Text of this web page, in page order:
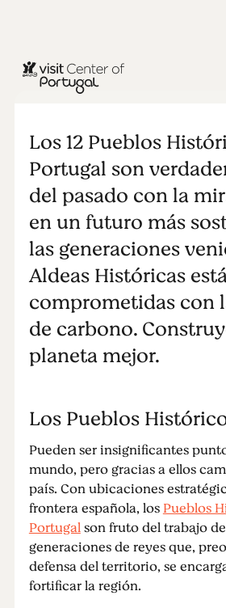
Pueblos
de
Los 12 Pueblos
Portugal son
del pasado con la
en un futuro más
las generaciones
Aldeas Históricas
comprometidas con
de carbono.
planeta mejor.
Los Pueblos
Pueden ser insignificantes
mundo, pero gracias a ellos
país. Con ubicaciones
frontera española, losPueblos
Portugalson fruto del trabajo
generaciones de reyes que,
defensa del territorio, se
fortificar la región.